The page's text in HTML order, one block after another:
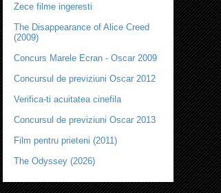
Zece filme ingeresti
The Disappearance of Alice Creed
(2009)
Concurs Marele Ecran - Oscar 2009
Concursul de previziuni Oscar 2012
Verifica-ti acuitatea cinefila
Concursul de previziuni Oscar 2013
Film pentru prieteni (2011)
The Odyssey (2026)